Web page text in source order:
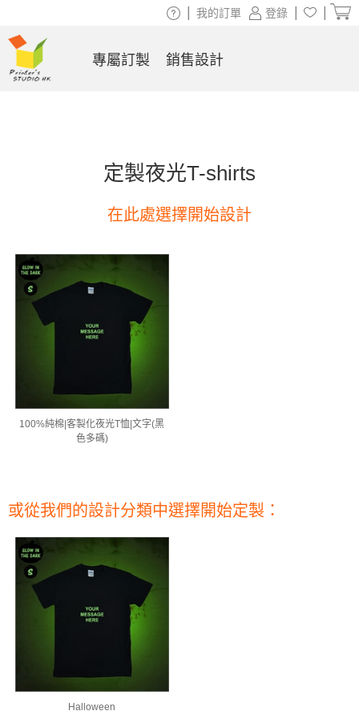
定製夜光T-shirts
在此處選擇開始設計
100%純棉|客製化夜光T恤|文字(黑
色多碼)
或從我們的設計分類中選擇開始定製：
Halloween
登錄
我的訂單
專屬訂製 銷售設計